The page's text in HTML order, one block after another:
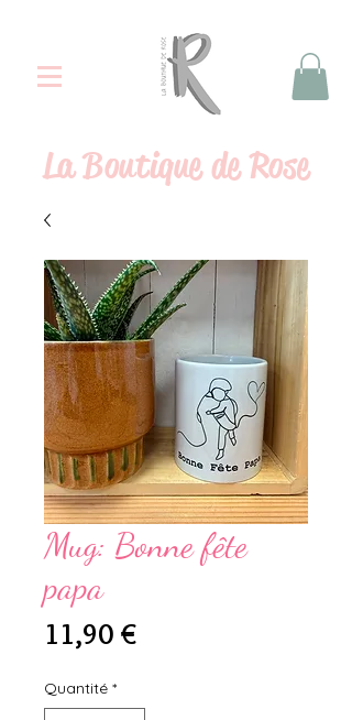
LaBoutique de Rose
Mug: Bonne fête
papa
11,90 €Prix
Quantité *